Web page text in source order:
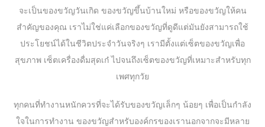
จะเป็นของขวัญวันเกิด ของขวัญขึ้นบ้านใหม่ หรือของขวัญให้คน
สำคัญของคุณ เราไม่ใช่แค่เลือกของขวัญที่ดูดีแต่มันยังสามารถใช้
ประโยชน์ได้ในชีวิตประจำวันจริงๆ เรามีตั้งแต่เซ็ตของขวัญเพื่อ
สุขภาพ เซ็ตเครื่องดื่มสุดเก๋ ไปจนถึงเซ็ตของขวัญที่เหมาะสำหรับทุก
เพศทุกวัย
ทุกคนที่ทำงานหนักควรที่จะได้รับของขวัญเล็กๆ น้อยๆ เพื่อเป็นกำลัง
ใจในการทำงาน ของขวัญสำหรับองค์กรของเรานอกจากจะมีหลาย